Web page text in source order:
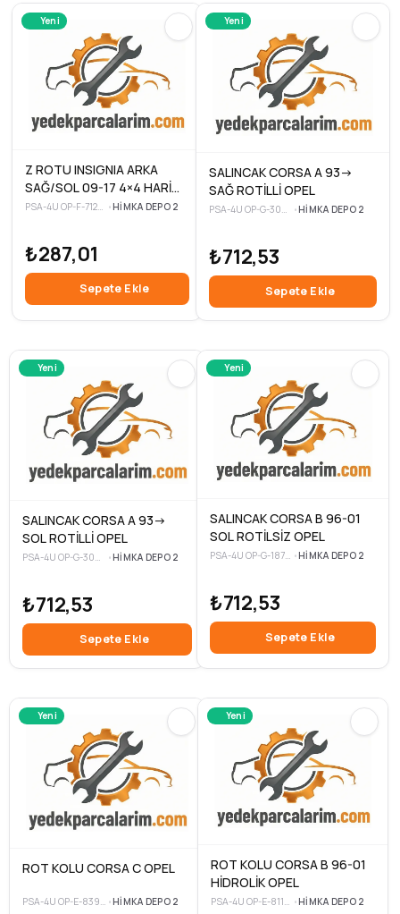
Yeni
Z ROTU INSIGNIA ARKA
SAĞ/SOL 09-17 4×4 HARİÇ
OPEL
PSA-4U OP-F-71285-3 •HIMKA DEPO 2
₺287,01
Sepete Ekle
Yeni
SALINCAK CORSA A 93->
SAĞ ROTİLLİ OPEL
PSA-4U OP-G-30977-3 •HIMKA DEPO 2
₺712,53
Sepete Ekle
Yeni
SALINCAK CORSA A 93->
SOL ROTİLLİ OPEL
PSA-4U OP-G-30976-3 •HIMKA DEPO 2
₺712,53
Sepete Ekle
Yeni
SALINCAK CORSA B 96-01
SOL ROTİLSİZ OPEL
PSA-4U OP-G-18750-3 •HIMKA DEPO 2
₺712,53
Sepete Ekle
Yeni
ROT KOLU CORSA C OPEL
PSA-4U OP-E-83949-3 •HIMKA DEPO 2
Yeni
ROT KOLU CORSA B 96-01
HİDROLİK OPEL
PSA-4U OP-E-81145-3 •HIMKA DEPO 2